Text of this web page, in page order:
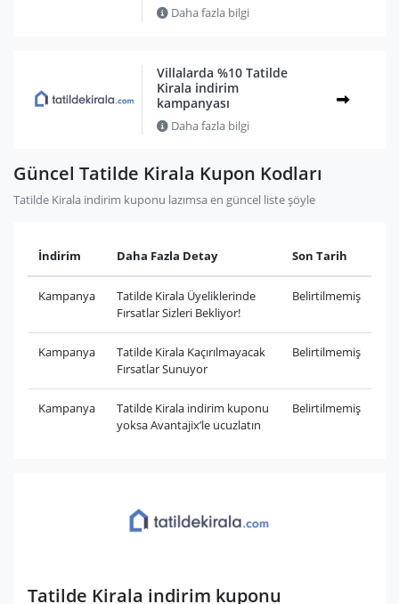
Daha fazla bilgi
Villalarda %10 Tatilde
Kirala indirim
kampanyası
Daha fazla bilgi
Güncel Tatilde Kirala Kupon Kodları
Tatilde Kirala indirim kuponu lazımsa en güncel liste şöyle
İndirim Daha Fazla Detay Son Tarih
Kampanya
Tatilde Kirala Üyeliklerinde
Fırsatlar Sizleri Bekliyor!
Belirtilmemiş
Kampanya
Tatilde Kirala Kaçırılmayacak
Fırsatlar Sunuyor
Belirtilmemiş
Kampanya
Tatilde Kirala indirim kuponu
yoksa Avantajix’le ucuzlatın
Belirtilmemiş
Tatilde Kirala indirim kuponu